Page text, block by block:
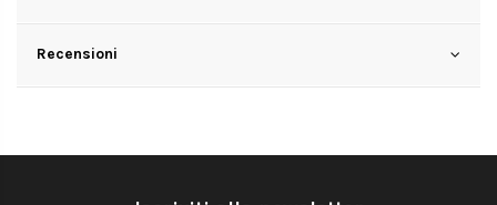
Recensioni